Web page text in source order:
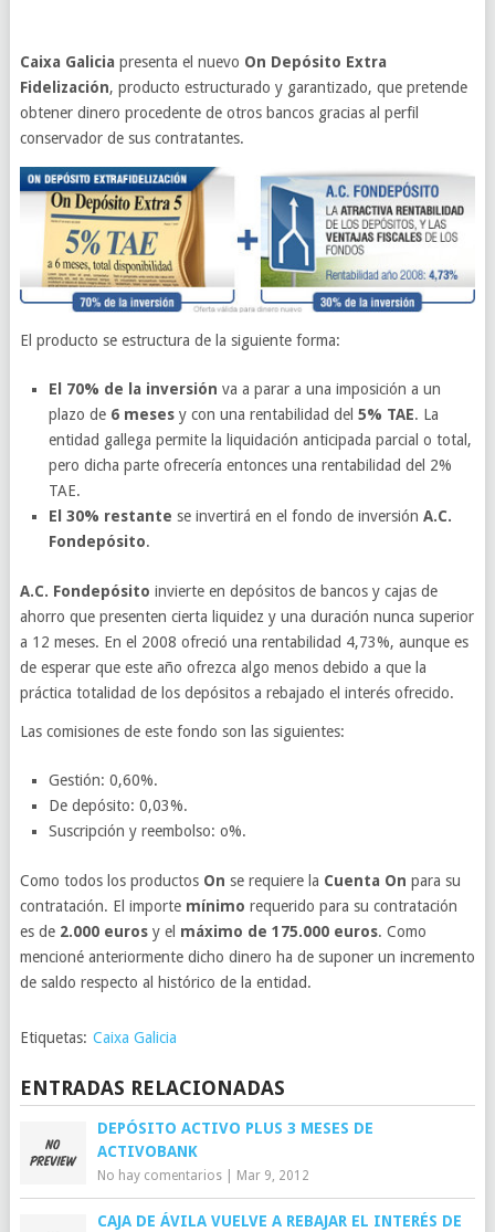
Caixa Galicia presenta el nuevo On Depósito Extra
Fidelización, producto estructurado y garantizado, que pretende
obtener dinero procedente de otros bancos gracias al perfil
conservador de sus contratantes.
El producto se estructura de la siguiente forma:
El 70% de la inversión va a parar a una imposición a un
plazo de 6 meses y con una rentabilidad del5% TAE. La
entidad gallega permite la liquidación anticipada parcial o total,
pero dicha parte ofrecería entonces una rentabilidad del 2%
TAE.
El 30% restante se invertirá en el fondo de inversiónA.C.
Fondepósito.
A.C. Fondepósito invierte en depósitos de bancos y cajas de
ahorro que presenten cierta liquidez y una duración nunca superior
a 12 meses. En el 2008 ofreció una rentabilidad 4,73%, aunque es
de esperar que este año ofrezca algo menos debido a que la
práctica totalidad de los depósitos a rebajado el interés ofrecido.
Las comisiones de este fondo son las siguientes:
Gestión: 0,60%.
De depósito: 0,03%.
Suscripción y reembolso: o%.
Como todos los productos On se requiere la Cuenta On para su
contratación. El importe mínimo requerido para su contratación
es de 2.000 eurosy el máximo de 175.000 euros. Como
mencioné anteriormente dicho dinero ha de suponer un incremento
de saldo respecto al histórico de la entidad.
Etiquetas: Caixa Galicia
ENTRADAS RELACIONADAS
DEPÓSITO ACTIVO PLUS 3 MESES DE
ACTIVOBANK
No hay comentarios| Mar 9, 2012
CAJA DE ÁVILA VUELVE A REBAJAR EL INTERÉS DE